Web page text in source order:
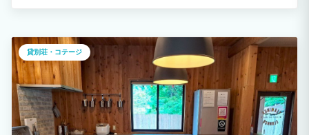
本格キャンプも可能！ 大人数での合宿や研修、子連れのファミリーやグループ旅行に
も最適です。 是非SNUG CAMP HOUSEで大自然を体験してください。 ◆雨でも安
心！屋根付きBBQ 雨でもBBQ可能な屋根ありのテラスあり。常設タープも設置済みな
ので雨でもご安心ください。 1,000㎡の広々空間を完全プライベートで貸切。 川沿い
の好立地を周りを気にせず遊んでいただけます。 四季折々の道志の自然を満喫できま
す。焚き火、BBQ、薪ストーブ、花火など。遊び方は色々！ 道志の自然をゆっくりと
満喫していただきたいため２泊以上の宿泊を推奨致しております。 ◆土曜日・祝日・
祝前日 132,000円（税込）／一棟最大10名まで ◆トップシーズン ※GW・お盆、夏休
み・SW・年末年始等の特定日です。 154,000円（税込）／一棟最大10名まで ◆平日
(月〜金) 平日のみ料金体系が異なり少人数でも宿泊しやすいように設定しております。
貸別荘・コテージ